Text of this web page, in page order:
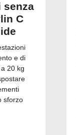
senza
C
e di
20 kg
sforzo